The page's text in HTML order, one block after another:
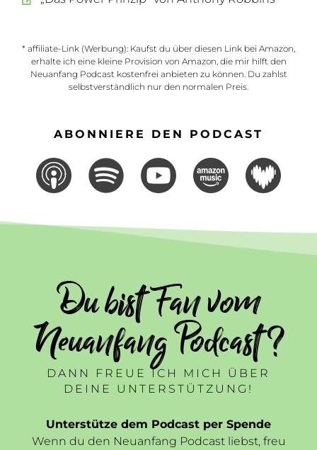
* affiliate-Link (Werbung): Kaufst du über diesen Link bei Amazon,
erhalte ich eine kleine Provision von Amazon, die mir hilft den
Neuanfang Podcast kostenfrei anbieten zu können. Du zahlst
selbstverständlich nur den normalen Preis.
ABONNIERE DEN PODCAST
Du bist Fan vom
Neuanfang Podcast ?
DANN FREUE ICH MICH ÜBER
DEINE UNTERSTÜTZUNG!
Unterstütze dem Podcast per Spende
Wenn du den Neuanfang Podcast liebst, freu